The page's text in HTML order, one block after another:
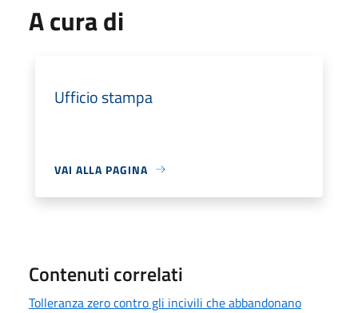
A cura di
Ufficio stampa
VAI ALLA PAGINA
Contenuti correlati
Tolleranza zero contro gli incivili che abbandonano